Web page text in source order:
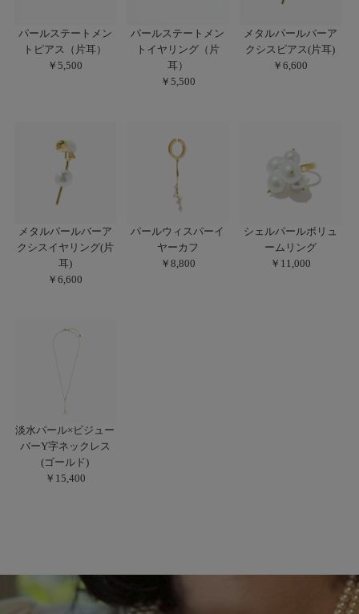
パールステートメン
トピアス（片耳）
￥5,500
パールステートメン
トイヤリング（片
耳）
￥5,500
メタルパールバーア
クシスピアス(片耳)
￥6,600
メタルパールバーア
クシスイヤリング(片
耳)
￥6,600
パールウィスパーイ
ヤーカフ
￥8,800
シェルパールボリュ
ームリング
￥11,000
淡水パール×ビジュー
バーY字ネックレス
(ゴールド)
￥15,400